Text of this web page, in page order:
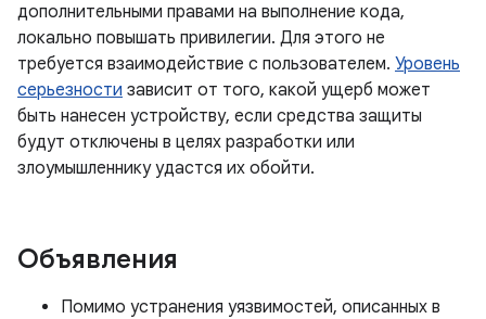
дополнительными правами на выполнение кода,
локально повышать привилегии. Для этого не
требуется взаимодействие с пользователем. Уровень
серьезности зависит от того, какой ущерб может
быть нанесен устройству, если средства защиты
будут отключены в целях разработки или
злоумышленнику удастся их обойти.
Объявления
Помимо устранения уязвимостей, описанных в